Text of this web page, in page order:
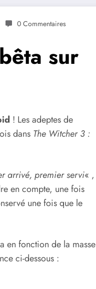
0 Commentaires
sur
! Les adeptes de
dans The Witcher 3 :
arrivé, premier servi« ,
en compte, une fois
une fois que le
en fonction de la masse
ci-dessous :